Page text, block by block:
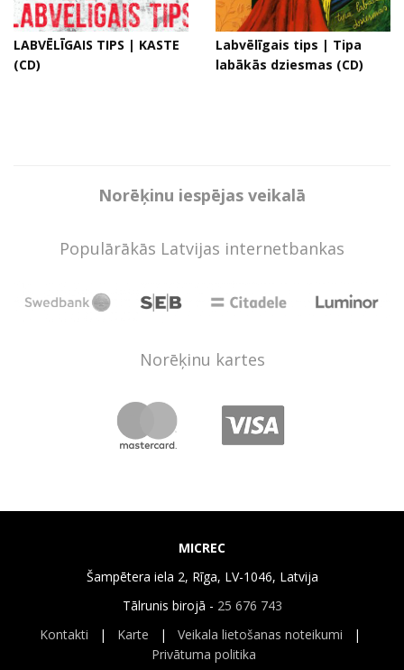
LABVĒLĪGAIS TIPS | KASTE
(CD)
Labvēlīgais tips | Tipa
labākās dziesmas (CD)
Norēķinu iespējas veikalā
Populārākās Latvijas internetbankas
Norēķinu kartes
MICREC
Šampētera iela 2, Rīga, LV-1046, Latvija
Tālrunis birojā - 25 676 743
Kontakti | Karte | Veikala lietošanas noteikumi |
Privātuma politika